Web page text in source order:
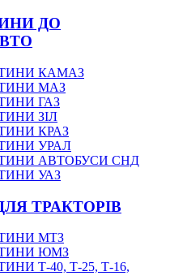
ДО
КАМАЗ
МАЗ
ГАЗ
ЗІЛ
КРАЗ
УРАЛ
АВТОБУСИ СНД
УАЗ
ТРАКТОРІВ
МТЗ
ЮМЗ
Т-40, Т-25, Т-16,